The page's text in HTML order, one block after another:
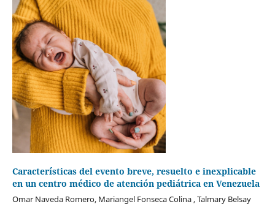
Características del evento breve, resuelto e inexplicable
en un centro médico de atención pediátrica en Venezuela
Omar Naveda Romero, Mariangel Fonseca Colina , Talmary Belsay